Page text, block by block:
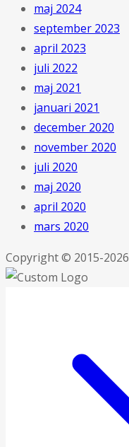
maj 2024
september 2023
april 2023
juli 2022
maj 2021
januari 2021
december 2020
november 2020
juli 2020
maj 2020
april 2020
mars 2020
Copyright © 2015-2026